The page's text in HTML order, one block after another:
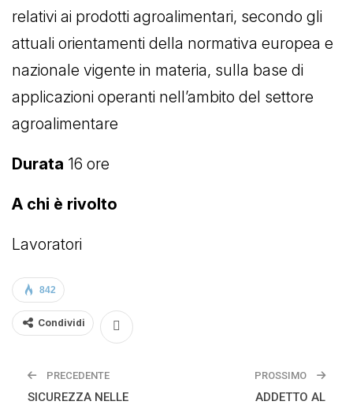
relativi ai prodotti agroalimentari, secondo gli
attuali orientamenti della normativa europea e
nazionale vigente in materia, sulla base di
applicazioni operanti nell’ambito del settore
agroalimentare
Durata 16 ore
A chi è rivolto
Lavoratori
842
Condividi
PRECEDENTE
SICUREZZA NELLE
PROSSIMO
ADDETTO AL